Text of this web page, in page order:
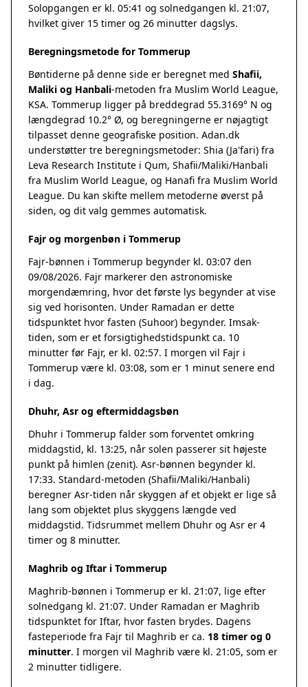
Solopgangen er kl. 05:41 og solnedgangen kl. 21:07,
hvilket giver 15 timer og 26 minutter dagslys.
Beregningsmetode for Tommerup
Bøntiderne på denne side er beregnet med Shafii,
Maliki og Hanbali-metoden fra Muslim World League,
KSA. Tommerup ligger på breddegrad 55.3169° N og
længdegrad 10.2° Ø, og beregningerne er nøjagtigt
tilpasset denne geografiske position. Adan.dk
understøtter tre beregningsmetoder: Shia (Ja'fari) fra
Leva Research Institute i Qum, Shafii/Maliki/Hanbali
fra Muslim World League, og Hanafi fra Muslim World
League. Du kan skifte mellem metoderne øverst på
siden, og dit valg gemmes automatisk.
Fajr og morgenbøn i Tommerup
Fajr-bønnen i Tommerup begynder kl. 03:07 den
09/08/2026. Fajr markerer den astronomiske
morgendæmring, hvor det første lys begynder at vise
sig ved horisonten. Under Ramadan er dette
tidspunktet hvor fasten (Suhoor) begynder. Imsak-
tiden, som er et forsigtighedstidspunkt ca. 10
minutter før Fajr, er kl. 02:57. I morgen vil Fajr i
Tommerup være kl. 03:08, som er 1 minut senere end
i dag.
Dhuhr, Asr og eftermiddagsbøn
Dhuhr i Tommerup falder som forventet omkring
middagstid, kl. 13:25, når solen passerer sit højeste
punkt på himlen (zenit). Asr-bønnen begynder kl.
17:33. Standard-metoden (Shafii/Maliki/Hanbali)
beregner Asr-tiden når skyggen af et objekt er lige så
lang som objektet plus skyggens længde ved
middagstid. Tidsrummet mellem Dhuhr og Asr er 4
timer og 8 minutter.
Maghrib og Iftar i Tommerup
Maghrib-bønnen i Tommerup er kl. 21:07, lige efter
solnedgang kl. 21:07. Under Ramadan er Maghrib
tidspunktet for Iftar, hvor fasten brydes. Dagens
fasteperiode fra Fajr til Maghrib er ca. 18 timer og 0
minutter. I morgen vil Maghrib være kl. 21:05, som er
2 minutter tidligere.